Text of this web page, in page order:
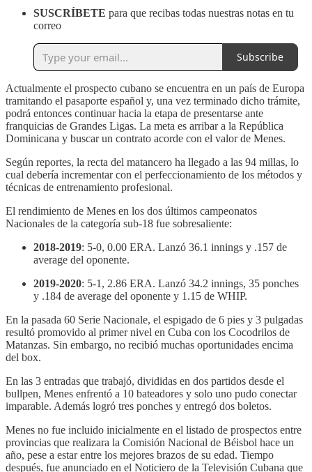
SUSCRÍBETE para que recibas todas nuestras notas en tu
correo
Subscribe
Actualmente el prospecto cubano se encuentra en un país de Europa
tramitando el pasaporte español y, una vez terminado dicho trámite,
podrá entonces continuar hacia la etapa de presentarse ante
franquicias de Grandes Ligas. La meta es arribar a la República
Dominicana y buscar un contrato acorde con el valor de Menes.
Según reportes, la recta del matancero ha llegado a las 94 millas, lo
cual debería incrementar con el perfeccionamiento de los métodos y
técnicas de entrenamiento profesional.
El rendimiento de Menes en los dos últimos campeonatos
Nacionales de la categoría sub-18 fue sobresaliente:
2018-2019: 5-0, 0.00 ERA. Lanzó 36.1 innings y .157 de
average del oponente.
2019-2020: 5-1, 2.86 ERA. Lanzó 34.2 innings, 35 ponches
y .184 de average del oponente y 1.15 de WHIP.
En la pasada 60 Serie Nacionale, el espigado de 6 pies y 3 pulgadas
resultó promovido al primer nivel en Cuba con los Cocodrilos de
Matanzas. Sin embargo, no recibió muchas oportunidades encima
del box.
En las 3 entradas que trabajó, divididas en dos partidos desde el
bullpen, Menes enfrentó a 10 bateadores y solo uno pudo conectar
imparable. Además logró tres ponches y entregó dos boletos.
Menes no fue incluido inicialmente en el listado de prospectos entre
provincias que realizara la Comisión Nacional de Béisbol hace un
año, pese a estar entre los mejores brazos de su edad. Tiempo
después, fue anunciado en el Noticiero de la Televisión Cubana que